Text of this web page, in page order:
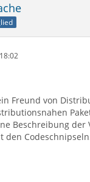
Freund von
Beschreibung der
den